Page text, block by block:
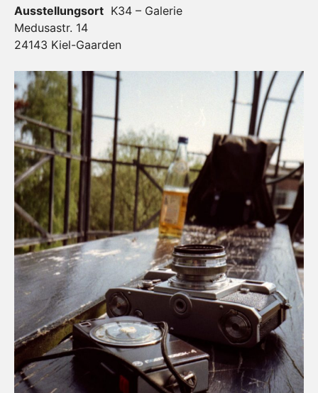
Ausstellungsort K34 – Galerie
Medusastr. 14
24143 Kiel-Gaarden